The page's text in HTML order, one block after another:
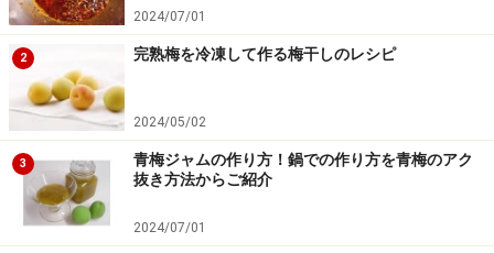
4
鍋に甘酢の材料を入れ、火にかける。
鍋に甘酢の材料を入れ、火にかけます。沸騰したら、火
を止めて冷まします。
2024/07/01
2 完熟梅を冷凍して作る梅干しのレシピ
2024/05/02
3
青梅ジャムの作り方！鍋での作り方を青梅のアク
抜き方法からご紹介
2024/07/01